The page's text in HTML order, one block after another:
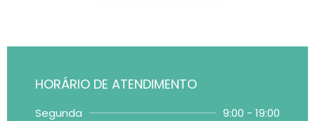
HORÁRIO DE ATENDIMENTO
Segunda
9:00 - 19:00